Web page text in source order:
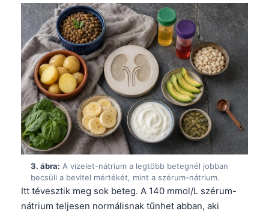
3. ábra: A vizelet-nátrium a legtöbb betegnél jobban
becsüli a bevitel mértékét, mint a szérum-nátrium.
Itt tévesztik meg sok beteg. A 140 mmol/L szérum-
nátrium teljesen normálisnak tűnhet abban, aki